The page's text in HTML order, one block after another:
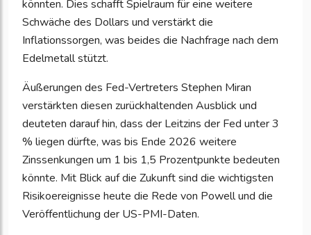
könnten. Dies schafft Spielraum für eine weitere
Schwäche des Dollars und verstärkt die
Inflationssorgen, was beides die Nachfrage nach dem
Edelmetall stützt.
Äußerungen des Fed-Vertreters Stephen Miran
verstärkten diesen zurückhaltenden Ausblick und
deuteten darauf hin, dass der Leitzins der Fed unter 3
% liegen dürfte, was bis Ende 2026 weitere
Zinssenkungen um 1 bis 1,5 Prozentpunkte bedeuten
könnte. Mit Blick auf die Zukunft sind die wichtigsten
Risikoereignisse heute die Rede von Powell und die
Veröffentlichung der US-PMI-Daten.